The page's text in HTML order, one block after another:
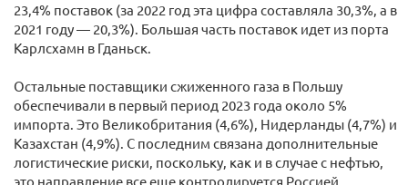
23,4% поставок (за 2022 год эта цифра составляла 30,3%, а в
2021 году — 20,3%). Большая часть поставок идет из порта
Карлсхамн в Гданьск.
Остальные поставщики сжиженного газа в Польшу
обеспечивали в первый период 2023 года около 5%
импорта. Это Великобритания (4,6%), Нидерланды (4,7%) и
Казахстан (4,9%). С последним связана дополнительные
логистические риски, поскольку, как и в случае с нефтью,
это направление все еще контролируется Россией.